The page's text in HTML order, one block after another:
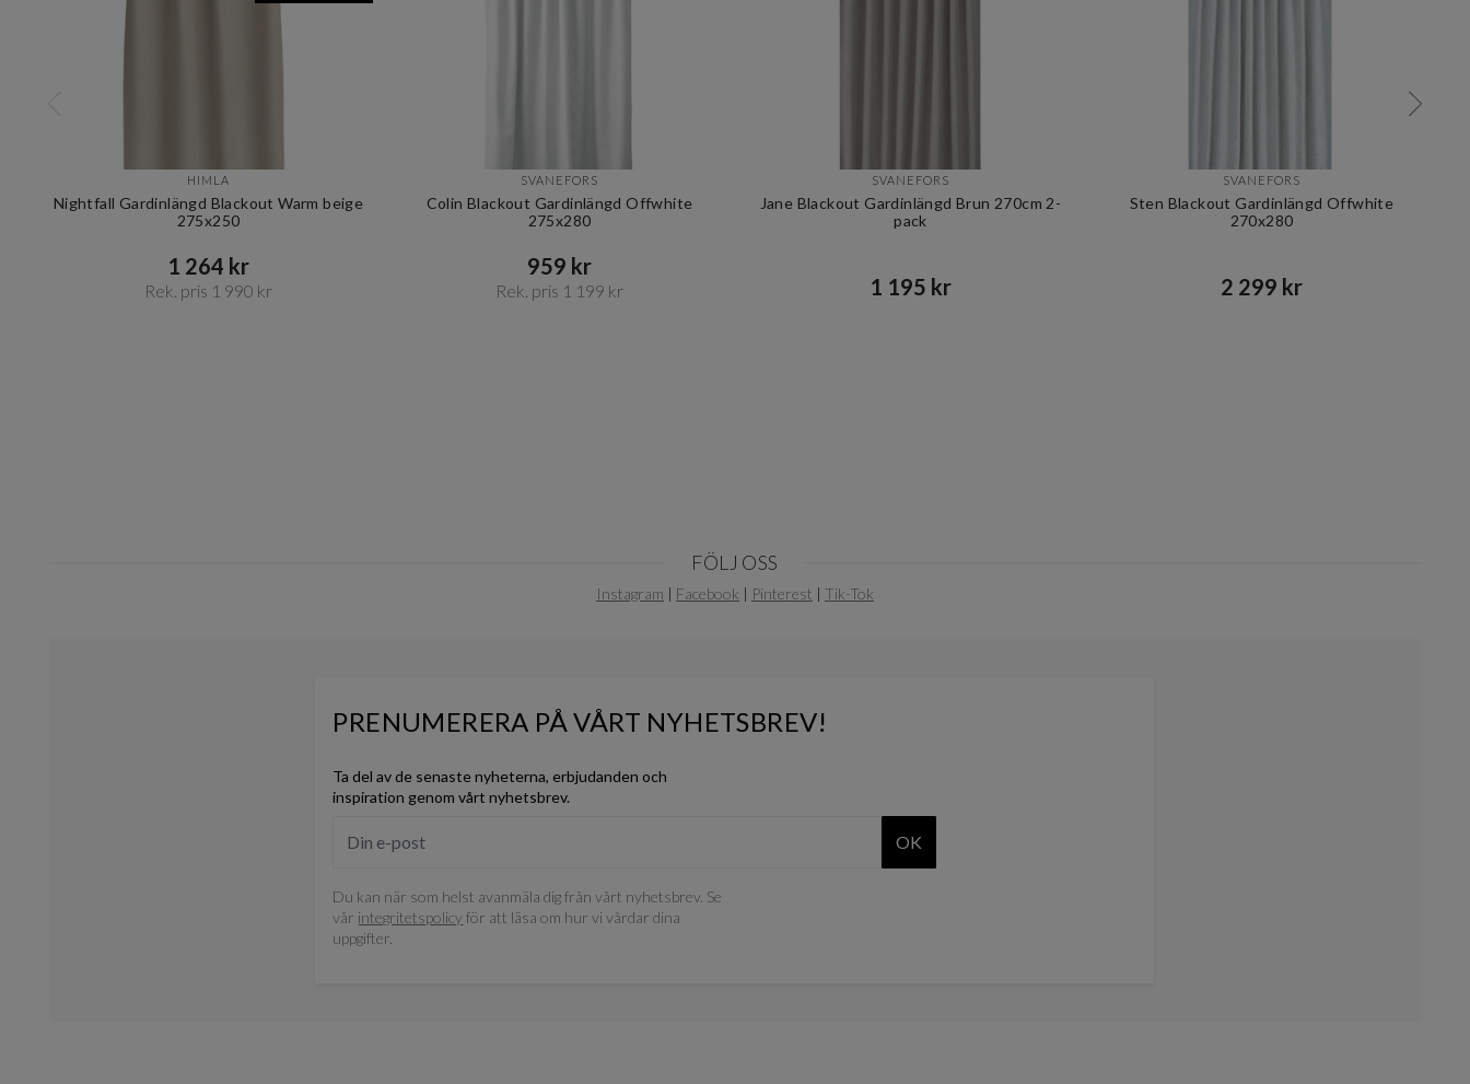
HIMLA
Nightfall Gardinlängd Blackout Warm beige
275x250
1 264 kr​​
Rek. pris 1 990 kr​​
SVANEFORS
Colin Blackout Gardinlängd Offwhite
275x280
959 kr​​
Rek. pris 1 199 kr​​
SVANEFORS
Jane Blackout Gardinlängd Brun 270cm 2-
pack
1 195 kr​​
SVANEFORS
Sten Blackout Gardinlängd Offwhite
270x280
2 299 kr​​
FÖLJ OSS
Instagram | Facebook | Pinterest | Tik-Tok
PRENUMERERA PÅ VÅRT NYHETSBREV!
Ta del av de senaste nyheterna, erbjudanden och
inspiration genom vårt nyhetsbrev.
OK
Du kan när som helst avanmäla dig från vårt nyhetsbrev. Se
vår integritetspolicyför att läsa om hur vi vårdar dina
uppgifter.